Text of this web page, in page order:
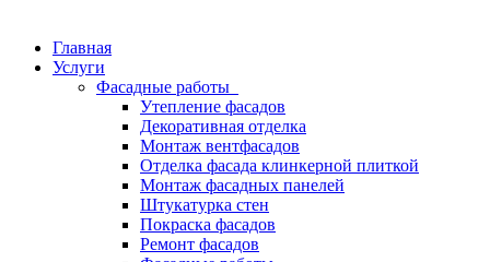
Главная
Услуги
Фасадные работы
Утепление фасадов
Декоративная отделка
Монтаж вентфасадов
Отделка фасада клинкерной плиткой
Монтаж фасадных панелей
Штукатурка стен
Покраска фасадов
Ремонт фасадов